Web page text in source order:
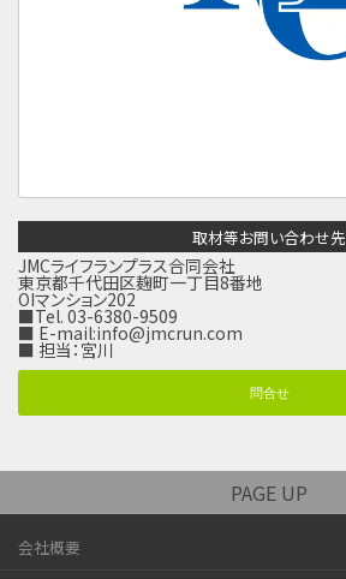
取材等お問い合わせ先
JMCライフランプラス合同会社
東京都千代田区麹町一丁目8番地
OIマンション202
■Tel. 03-6380-9509
■ E-mail:info@jmcrun.com
■ 担当：宮川
問合せ
PAGE UP
会社概要